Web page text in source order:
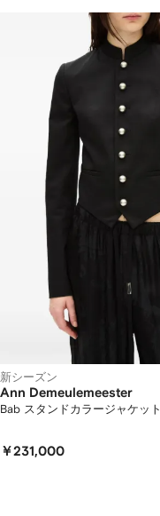
新シーズン
Ann Demeulemeester
Bab スタンドカラージャケット
￥231,000